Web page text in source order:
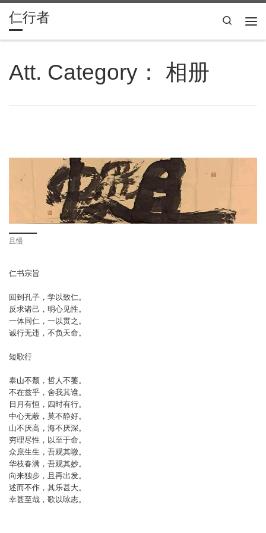
Skip to content
仁行者 Search
Att. Category： 相册
且慢
仁书宗旨
回到孔子，学以致仁。
反求诸己，明心见性。
一体同仁，一以贯之。
诚行无违，不负天命。
短歌行
泰山不颓，哲人不萎。
不在兹乎，舍我其谁。
日月有恒，四时有行。
中心无蔽，莫不静好。
山不厌高，海不厌深。
穷理尽性，以至于命。
众庶生生，吾观其噭。
华枝春满，吾观其妙。
向来独步，且再出发。
述而不作，其乐甚大。
幸甚至哉，歌以咏志。